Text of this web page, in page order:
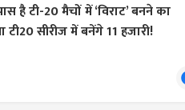
है टी-20 मैचों में ‘विराट’ बनने का
सीरीज में बनेंगे 11 हजारी!